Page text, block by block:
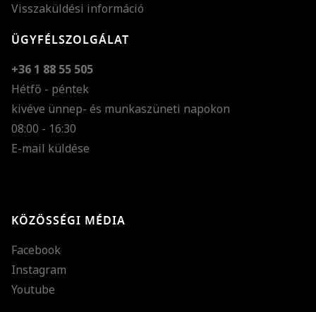
Visszaküldési információ
ÜGYFÉLSZOLGÁLAT
+36 1 88 55 505
Hétfő - péntek
kivéve ünnep- és munkaszüneti napokon
08:00 - 16:30
E-mail küldése
KÖZÖSSÉGI MÉDIA
Facebook
Instagram
Youtube